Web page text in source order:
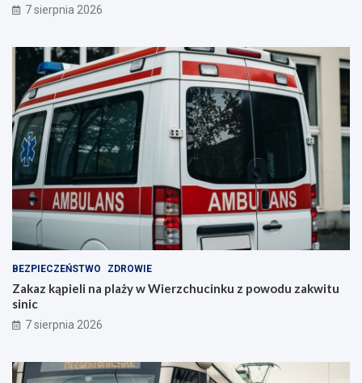
7 sierpnia 2026
BEZPIECZEŃSTWO ZDROWIE
Zakaz kąpieli na plaży w Wierzchucinku z powodu zakwitu
sinic
7 sierpnia 2026